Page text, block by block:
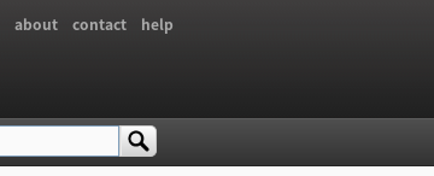
about contact help
찾기